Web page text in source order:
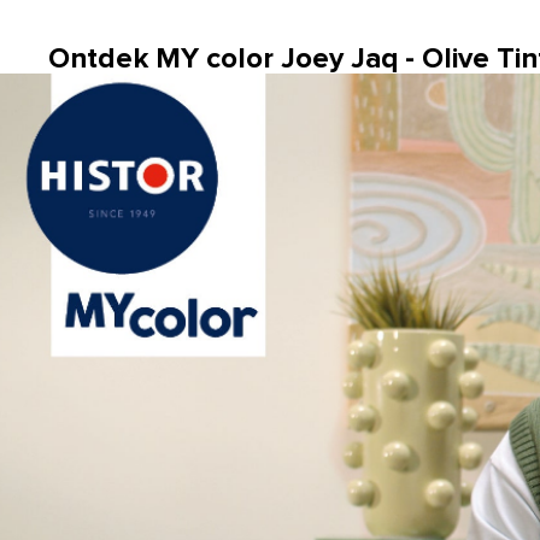
Ontdek MY color Joey Jaq - Olive